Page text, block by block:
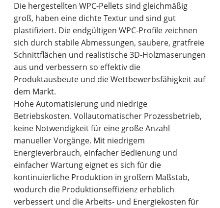
Die hergestellten WPC-Pellets sind gleichmäßig
groß, haben eine dichte Textur und sind gut
plastifiziert. Die endgültigen WPC-Profile zeichnen
sich durch stabile Abmessungen, saubere, gratfreie
Schnittflächen und realistische 3D-Holzmaserungen
aus und verbessern so effektiv die
Produktausbeute und die Wettbewerbsfähigkeit auf
dem Markt.
Hohe Automatisierung und niedrige
Betriebskosten. Vollautomatischer Prozessbetrieb,
keine Notwendigkeit für eine große Anzahl
manueller Vorgänge. Mit niedrigem
Energieverbrauch, einfacher Bedienung und
einfacher Wartung eignet es sich für die
kontinuierliche Produktion in großem Maßstab,
wodurch die Produktionseffizienz erheblich
verbessert und die Arbeits- und Energiekosten für